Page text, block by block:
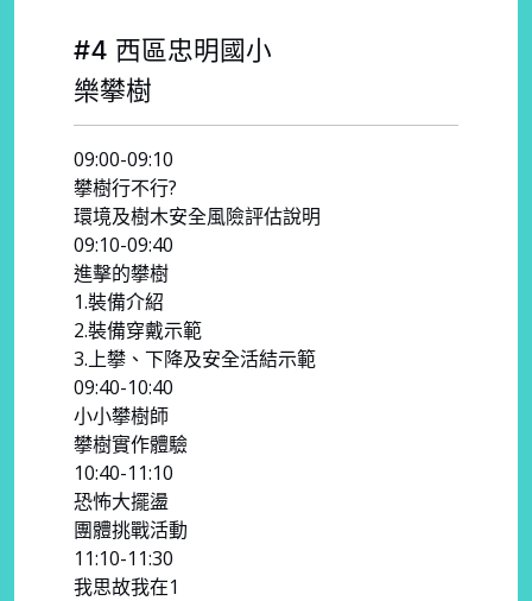
#4 西區忠明國小
樂攀樹
09:00-09:10
攀樹行不行?
環境及樹木安全風險評估說明
09:10-09:40
進擊的攀樹
1.裝備介紹
2.裝備穿戴示範
3.上攀、下降及安全活結示範
09:40-10:40
小小攀樹師
攀樹實作體驗
10:40-11:10
恐怖大擺盪
團體挑戰活動
11:10-11:30
我思故我在1